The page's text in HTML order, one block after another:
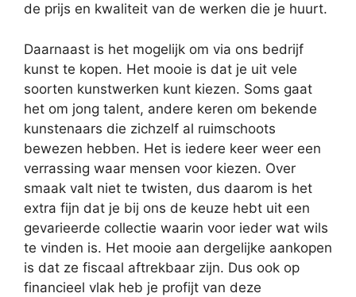
de prijs en kwaliteit van de werken die je huurt.
Daarnaast is het mogelijk om via ons bedrijf
kunst te kopen. Het mooie is dat je uit vele
soorten kunstwerken kunt kiezen. Soms gaat
het om jong talent, andere keren om bekende
kunstenaars die zichzelf al ruimschoots
bewezen hebben. Het is iedere keer weer een
verrassing waar mensen voor kiezen. Over
smaak valt niet te twisten, dus daarom is het
extra fijn dat je bij ons de keuze hebt uit een
gevarieerde collectie waarin voor ieder wat wils
te vinden is. Het mooie aan dergelijke aankopen
is dat ze fiscaal aftrekbaar zijn. Dus ook op
financieel vlak heb je profijt van deze